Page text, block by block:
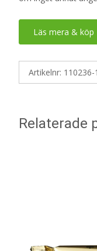
Läs mera & köp
Artikelnr: 110236-1
Relaterade